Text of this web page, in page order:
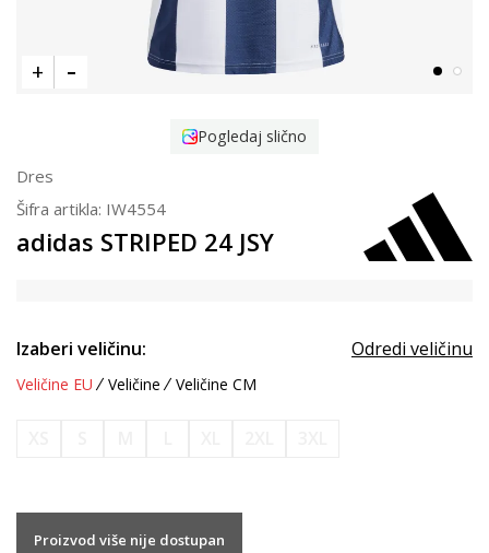
Pogledaj slično
Dres
Šifra artikla: IW4554
adidas STRIPED 24 JSY
Izaberi veličinu: Odredi veličinu
Veličine EU Veličine Veličine CM
Proizvod više nije dostupan